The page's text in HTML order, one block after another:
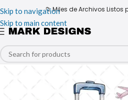
Skip to navigation
Skip to main content
📁 Miles de Archivos Listos